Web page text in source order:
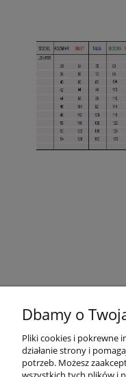
Dbamy o
Pliki cookies i pokrewne
działanie strony i
potrzeb. Możesz